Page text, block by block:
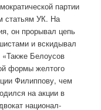
партии
статьям УК. На
он прорывал цепь
и вскидывал
Белоусов
формы желтого
Филиппову, чем
на акции в
национал-